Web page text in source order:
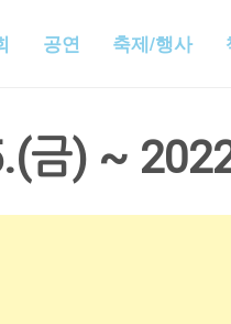
공연 축제/행사
금) ~